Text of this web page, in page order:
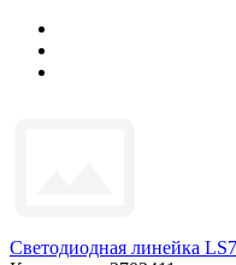
Светодиодная линейка